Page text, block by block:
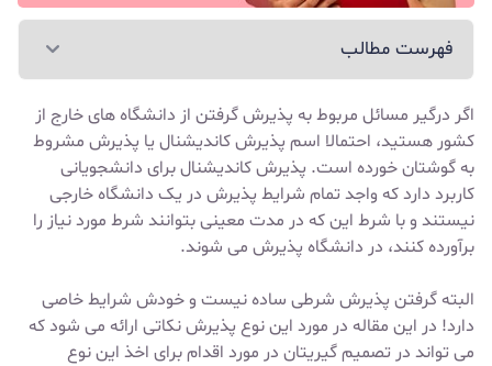
فهرست مطالب
اگر درگیر مسائل مربوط به پذیرش گرفتن از دانشگاه های خارج از
کشور هستید، احتمالا اسم پذیرش کاندیشنال یا پذیرش مشروط
به گوشتان خورده است. پذیرش کاندیشنال برای دانشجویانی
کاربرد دارد که واجد تمام شرایط پذیرش در یک دانشگاه خارجی
نیستند و با شرط این که در مدت معینی بتوانند شرط مورد نیاز را
برآورده کنند، در دانشگاه پذیرش می ‌شوند.
البته گرفتن پذیرش شرطی ساده نیست و خودش شرایط خاصی
دارد! در این مقاله در مورد این نوع پذیرش نکاتی ارائه می شود که
می تواند در تصمیم گیریتان در مورد اقدام برای اخذ این نوع